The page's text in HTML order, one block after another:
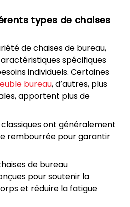
types de chaises
de chaises de bureau,
spécifiques
individuels. Certaines
bureau, d’autres, plus
apportent plus de
ont généralement
rembourrée pour garantir
de bureau
pour soutenir la
et réduire la fatigue